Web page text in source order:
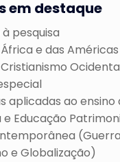
em destaque
pesquisa
e das Américas
aplicadas ao ensino
e Educação
e Globalização)